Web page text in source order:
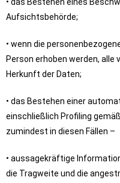
Aufsichtsbehörde;
• wenn die
Person erhoben werden,
Herkunft der Daten;
• das Bestehen einer
einschließlich Profiling
zumindest in diesen Fällen –
• aussagekräftige
die Tragweite und die